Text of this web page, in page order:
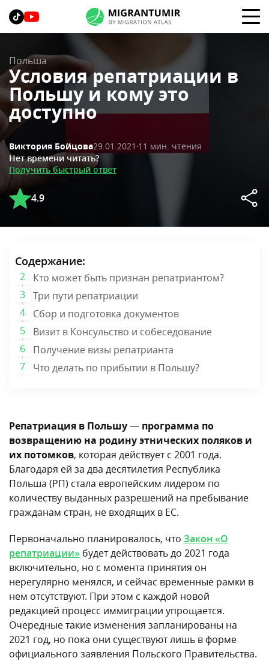
Польша
Условия репатриации в
Польшу и кому это
доступно
Виктория Бойцова29.01.2021 11 мин. чтения
Нет времени читать?
Получить быстрый ответ
4.9
Содержание:
Кто может быть признан репатриантом?
Три пути репатриации
Сбор и подготовка документов
Визит в Консульство и собеседование
Получение визы репатрианта
Что делать по прибытии в Польшу?
Репатриация в Польшу— программа по
возвращению на родину этнических поляков и
их потомков, которая действует с 2001 года.
Благодаря ей за два десятилетия Республика
Польша (РП) стала европейским лидером по
количеству выданных разрешений на пребывание
гражданам стран, не входящих в ЕС.
Первоначально планировалось, что Закон «О
репатриации» будет действовать до 2021 года
включительно, но с момента принятия он
нерегулярно менялся, и сейчас временные рамки в
нем отсутствуют. При этом с каждой новой
редакцией процесс иммиграции упрощается.
Очередные такие изменения запланированы на
2021 год, но пока они существуют лишь в форме
официального заявления Польского Правительства.